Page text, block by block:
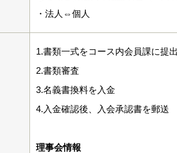
・法人⇔個人
1.書類一式をコース内会員課に提
2.書類審査
3.名義書換料を入金
4.入金確認後、入会承認書を郵送
理事会情報